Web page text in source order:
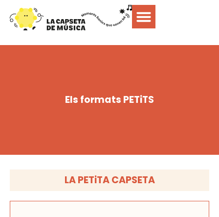
Els formats PETiTS
LA PETiTA CAPSETA